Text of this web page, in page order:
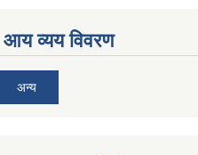
आय व्यय विवरण
अन्य